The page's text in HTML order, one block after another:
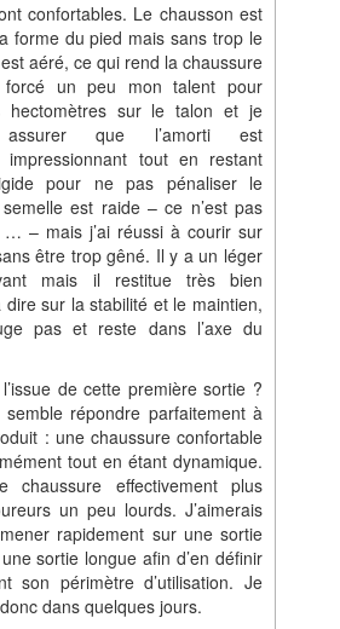
confortables. Le chausson est
forme du pied mais sans trop le
aéré, ce qui rend la chaussure
forcé un peu mon talent pour
hectomètres sur le talon et je
que l’amorti est
impressionnant tout en restant
pour ne pas pénaliser le
est raide – ce n’est pas
… – mais j’ai réussi à courir sur
être trop gêné. Il y a un léger
mais il restitue très bien
dire sur la stabilité et le maintien,
pas et reste dans l’axe du
de cette première sortie ?
répondre parfaitement à
: une chaussure confortable
tout en étant dynamique.
chaussure effectivement plus
un peu lourds. J’aimerais
rapidement sur une sortie
sortie longue afin d’en définir
son périmètre d’utilisation. Je
dans quelques jours.